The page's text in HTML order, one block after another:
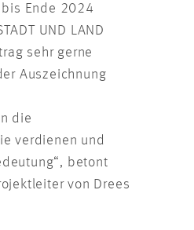
Ende 2024
UND LAND
sehr gerne
Auszeichnung
die
verdienen und
betont
von Drees